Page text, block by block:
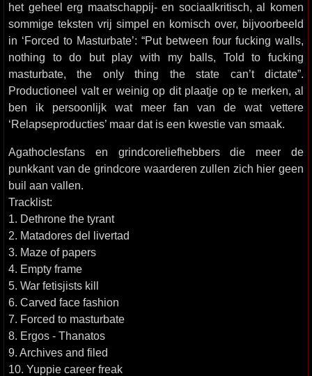
het geheel erg maatschappij- en sociaalkritisch, al komen
sommige teksten vrij simpel en komisch over, bijvoorbeeld
in ‘Forced to Masturbate’: “Put between four fucking walls,
nothing to do but play with my balls, Told to fucking
masturbate, the only thing the state can’t dictate”.
Productioneel valt er weinig op dit plaatje op te merken, al
ben ik persoonlijk wat meer fan van de wat vettere
‘Relapseproducties’ maar dat is een kwestie van smaak.
Agathoclesfans en grindcoreliefhebbers die meer de
punkkant van de grindcore waarderen zullen zich hier geen
buil aan vallen.
Tracklist:
1. Dethrone the tyrant
2. Matadores del livertad
3. Maze of papers
4. Empty frame
5. War fetisjists kill
6. Carved face fashion
7. Forced to masturbate
8. Ergos - Thanatos
9. Archives and filed
10. Yuppie career freak